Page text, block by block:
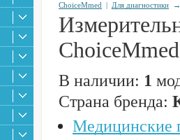
ChoiceMmed | Для диагностики
ChoiceMmed
В наличии: 1
Страна бренда:
Медицинские